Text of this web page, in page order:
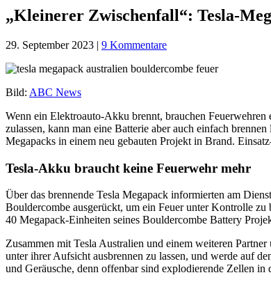
„Kleinerer Zwischenfall“: Tesla-
29. September 2023 | 9 Kommentare
Bild: ABC News
Wenn ein Elektroauto-Akku brennt, brauchen Feuerwehren
zulassen, kann man eine Batterie aber auch einfach
Megapacks in einem neu gebauten Projekt in Brand.
Tesla-Akku braucht keine Feuerwehr mehr
Über das brennende Tesla Megapack informierten am
Bouldercombe ausgerückt, um ein Feuer unter Kontrolle zu
40 Megapack-Einheiten seines Bouldercombe Battery
Zusammen mit Tesla Australien und einem weiteren
unter ihrer Aufsicht ausbrennen zu lassen, und werde auf
und Geräusche, denn offenbar sind explodierende Zellen in